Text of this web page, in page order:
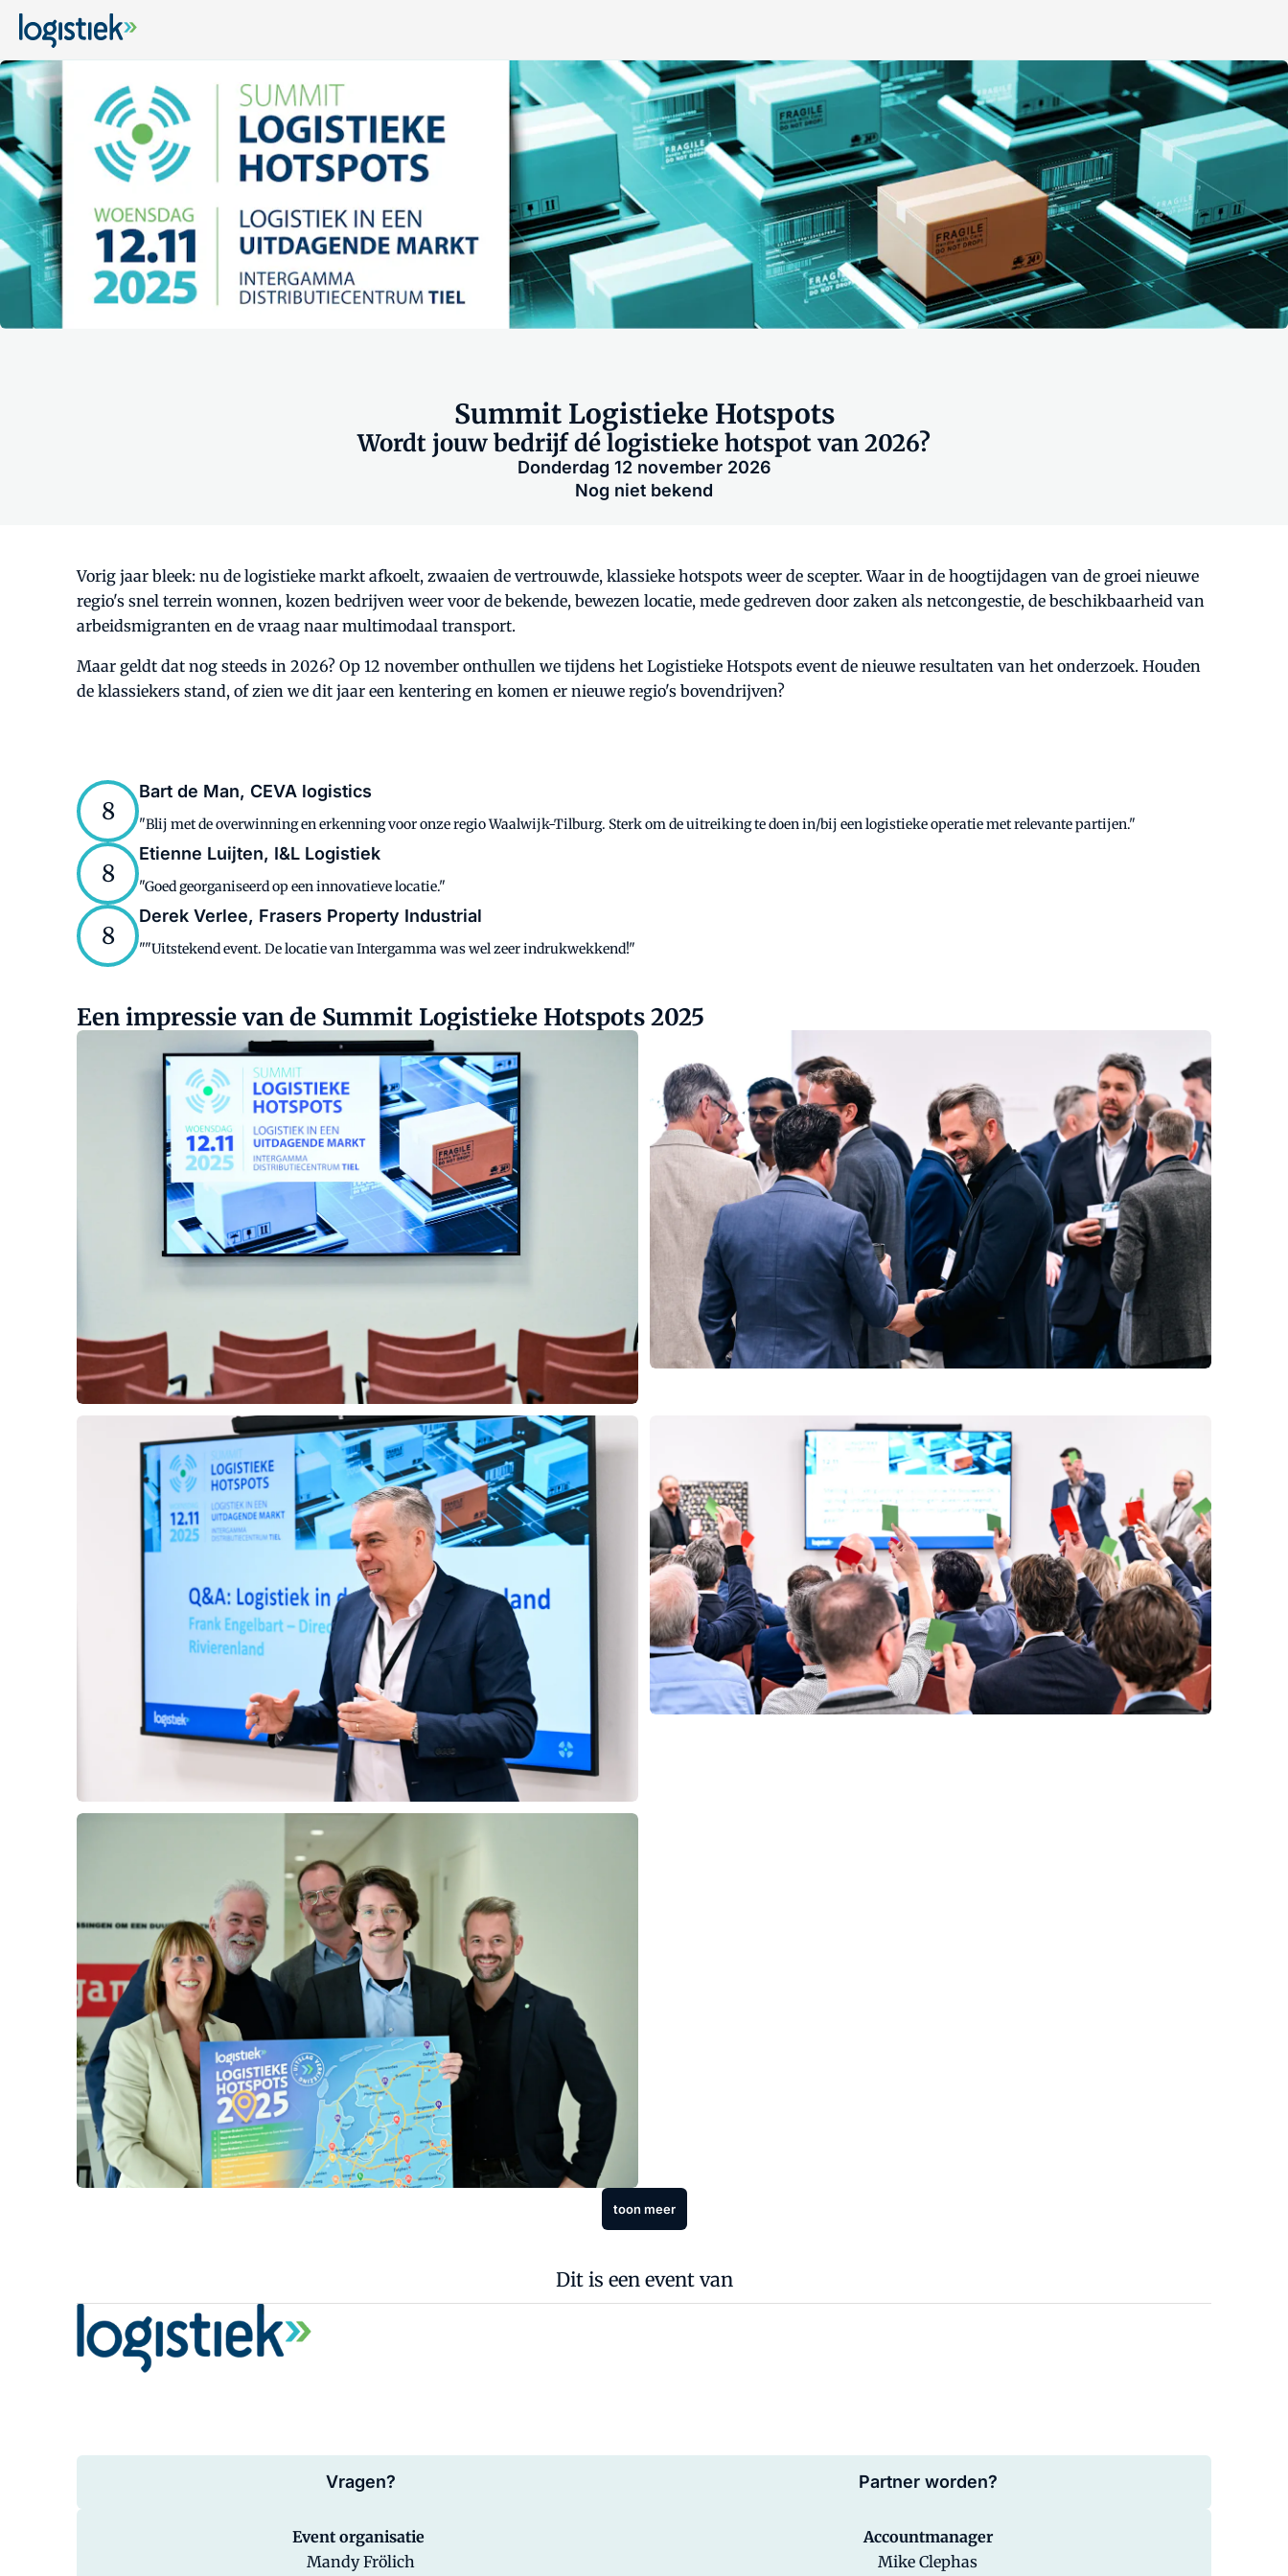
Summit Logistieke Hotspots
Wordt jouw bedrijf dé logistieke hotspot van 2026?
Donderdag 12 november 2026
Nog niet bekend
Vorig jaar bleek: nu de logistieke markt afkoelt, zwaaien de vertrouwde, klassieke hotspots weer de scepter. Waar in de hoogtijdagen van de groei nieuwe
regio's snel terrein wonnen, kozen bedrijven weer voor de bekende, bewezen locatie, mede gedreven door zaken als netcongestie, de beschikbaarheid van
arbeidsmigranten en de vraag naar multimodaal transport.
Maar geldt dat nog steeds in 2026? Op 12 november onthullen we tijdens het Logistieke Hotspots event de nieuwe resultaten van het onderzoek. Houden
de klassiekers stand, of zien we dit jaar een kentering en komen er nieuwe regio's bovendrijven?
8
Bart de Man, CEVA logistics
"Blij met de overwinning en erkenning voor onze regio Waalwijk-Tilburg. Sterk om de uitreiking te doen in/bij een logistieke operatie met relevante partijen."
8
Etienne Luijten, I&L Logistiek
"Goed georganiseerd op een innovatieve locatie."
8
Derek Verlee, Frasers Property Industrial
""Uitstekend event. De locatie van Intergamma was wel zeer indrukwekkend!"
Een impressie van de Summit Logistieke Hotspots 2025
toon meer
Dit is een event van
Vragen? Partner worden?
Event organisatie
Mandy Frölich
Accountmanager
Mike Clephas